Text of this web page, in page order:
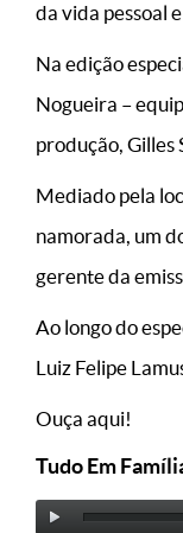
da vida pessoal
Na edição
Nogueira –
produção, Gilles
Mediado pela
namorada, um
gerente da
Ao longo do
Luiz Felipe
Ouça aqui!
Tudo Em